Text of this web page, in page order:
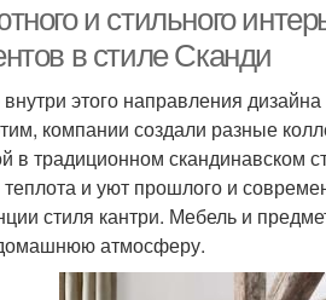
и стильного
в стиле Сканди
этого направления
компании создали разные
в традиционном скандинавском
теплота и уют прошлого и
стиля кантри. Мебель и
атмосферу.